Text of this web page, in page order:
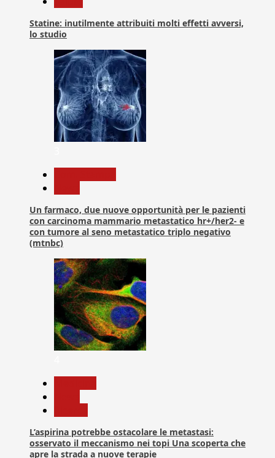
Statine: inutilmente attribuiti molti effetti avversi,
lo studio
Un farmaco, due nuove opportunità per le pazienti
con carcinoma mammario metastatico hr+/her2- e
con tumore al seno metastatico triplo negativo
(mtnbc)
L’aspirina potrebbe ostacolare le metastasi:
osservato il meccanismo nei topi Una scoperta che
apre la strada a nuove terapie